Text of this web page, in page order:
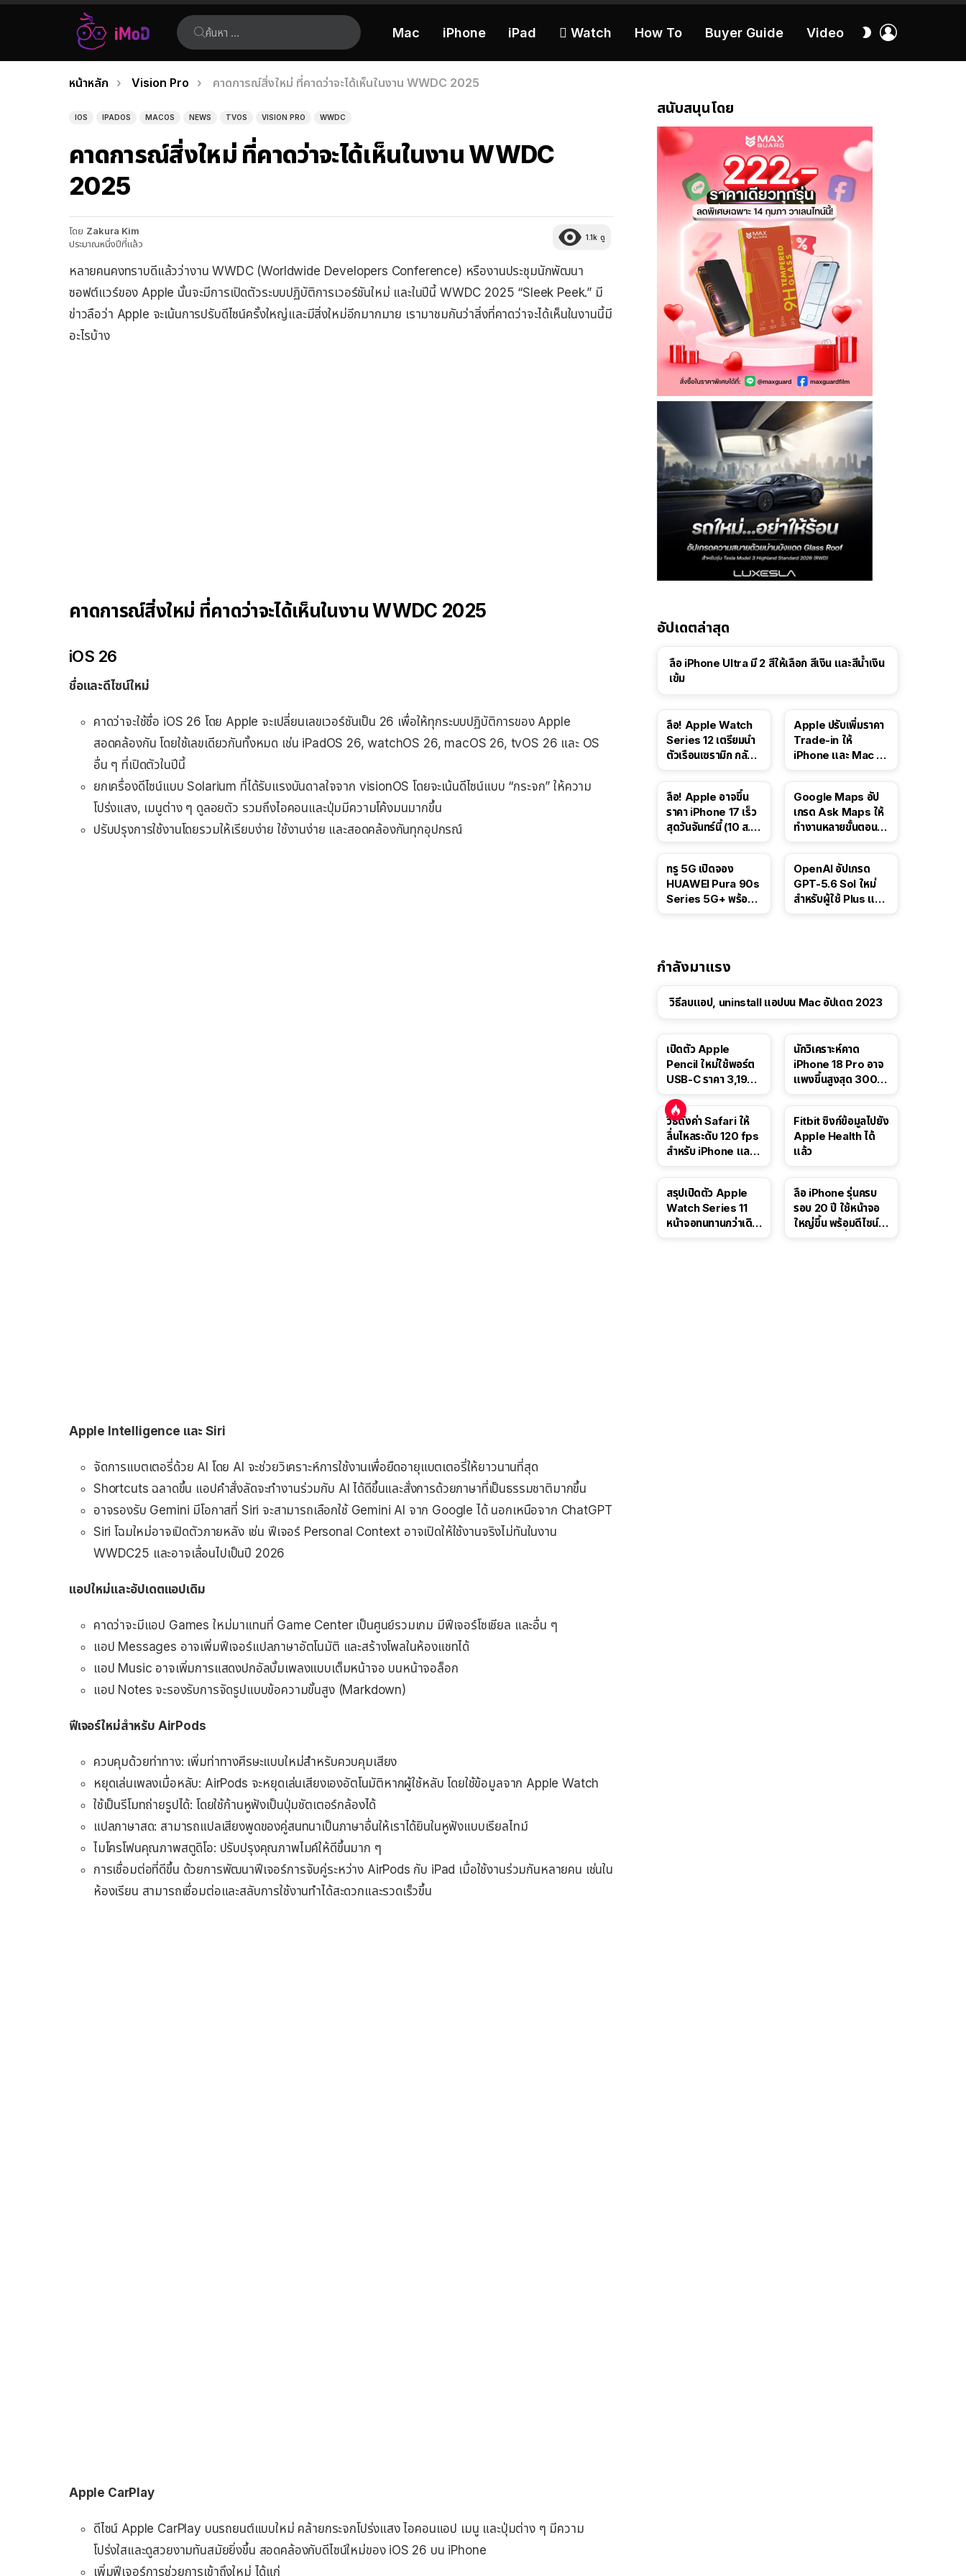
ค้นหา:
Mac iPhone iPad  Watch How To Buyer Guide Video
สลับ
เรื่อง
ล่าสุด
คุณอยู่ที่นี่:
หน้าหลัก Vision Pro คาดการณ์สิ่งใหม่ ที่คาดว่าจะได้เห็นในงาน WWDC 2025
IOS IPADOS MACOS NEWS TVOS VISION PRO WWDC
คาดการณ์สิ่งใหม่ ที่คาดว่าจะได้เห็นในงาน WWDC
2025
โดย Zakura Kim
ประมาณหนึ่งปีที่แล้ว
1.1k ดู
หลายคนคงทราบดีแล้วว่างาน WWDC (Worldwide Developers Conference) หรืองานประชุมนักพัฒนา
ซอฟต์แวร์ของ Apple นั้นจะมีการเปิดตัวระบบปฏิบัติการเวอร์ชันใหม่ และในปีนี้ WWDC 2025 “Sleek Peek.” มี
ข่าวลือว่า Apple จะเน้นการปรับดีไซน์ครั้งใหญ่และมีสิ่งใหม่อีกมากมาย เรามาชมกันว่าสิ่งที่คาดว่าจะได้เห็นในงานนี้มี
อะไรบ้าง
คาดการณ์สิ่งใหม่ ที่คาดว่าจะได้เห็นในงาน WWDC 2025
iOS 26
ชื่อและดีไซน์ใหม่
คาดว่าจะใช้ชื่อ iOS 26 โดย Apple จะเปลี่ยนเลขเวอร์ชันเป็น 26 เพื่อให้ทุกระบบปฏิบัติการของ Apple
สอดคล้องกัน โดยใช้เลขเดียวกันทั้งหมด เช่น iPadOS 26, watchOS 26, macOS 26, tvOS 26 และ OS
อื่น ๆ ที่เปิดตัวในปีนี้
ยกเครื่องดีไซน์แบบ Solarium ที่ได้รับแรงบันดาลใจจาก visionOS โดยจะเน้นดีไซน์แบบ “กระจก” ให้ความ
โปร่งแสง, เมนูต่าง ๆ ดูลอยตัว รวมถึงไอคอนและปุ่มมีความโค้งมนมากขึ้น
ปรับปรุงการใช้งานโดยรวมให้เรียบง่าย ใช้งานง่าย และสอดคล้องกันทุกอุปกรณ์
Apple Intelligence และ Siri
จัดการแบตเตอรี่ด้วย AI โดย AI จะช่วยวิเคราะห์การใช้งานเพื่อยืดอายุแบตเตอรี่ให้ยาวนานที่สุด
Shortcuts ฉลาดขึ้น แอปคำสั่งลัดจะทำงานร่วมกับ AI ได้ดีขึ้นและสั่งการด้วยภาษาที่เป็นธรรมชาติมากขึ้น
อาจรองรับ Gemini มีโอกาสที่ Siri จะสามารถเลือกใช้ Gemini AI จาก Google ได้ นอกเหนือจาก ChatGPT
Siri โฉมใหม่อาจเปิดตัวภายหลัง เช่น ฟีเจอร์ Personal Context อาจเปิดให้ใช้งานจริงไม่ทันในงาน
WWDC25 และอาจเลื่อนไปเป็นปี 2026
แอปใหม่และอัปเดตแอปเดิม
คาดว่าจะมีแอป Games ใหม่มาแทนที่ Game Center เป็นศูนย์รวมเกม มีฟีเจอร์โซเชียล และอื่น ๆ
แอป Messages อาจเพิ่มฟีเจอร์แปลภาษาอัตโนมัติ และสร้างโพลในห้องแชทได้
แอป Music อาจเพิ่มการแสดงปกอัลบั้มเพลงแบบเต็มหน้าจอ บนหน้าจอล็อก
แอป Notes จะรองรับการจัดรูปแบบข้อความขั้นสูง (Markdown)
ฟีเจอร์ใหม่สำหรับ AirPods
ควบคุมด้วยท่าทาง: เพิ่มท่าทางศีรษะแบบใหม่สำหรับควบคุมเสียง
หยุดเล่นเพลงเมื่อหลับ: AirPods จะหยุดเล่นเสียงเองอัตโนมัติหากผู้ใช้หลับ โดยใช้ข้อมูลจาก Apple Watch
ใช้เป็นรีโมทถ่ายรูปได้: โดยใช้ก้านหูฟังเป็นปุ่มชัตเตอร์กล้องได้
แปลภาษาสด: สามารถแปลเสียงพูดของคู่สนทนาเป็นภาษาอื่นให้เราได้ยินในหูฟังแบบเรียลไทม์
ไมโครโฟนคุณภาพสตูดิโอ: ปรับปรุงคุณภาพไมค์ให้ดีขึ้นมาก ๆ
การเชื่อมต่อที่ดีขึ้น ด้วยการพัฒนาฟีเจอร์การจับคู่ระหว่าง AirPods กับ iPad เมื่อใช้งานร่วมกันหลายคน เช่นใน
ห้องเรียน สามารถเชื่อมต่อและสลับการใช้งานทำได้สะดวกและรวดเร็วขึ้น
Apple CarPlay
ดีไซน์ Apple CarPlay บนรถยนต์แบบใหม่ คล้ายกระจกโปร่งแสง ไอคอนแอป เมนู และปุ่มต่าง ๆ มีความ
โปร่งใสและดูสวยงามทันสมัยยิ่งขึ้น สอดคล้องกับดีไซน์ใหม่ของ iOS 26 บน iPhone
เพิ่มฟีเจอร์การช่วยการเข้าถึงใหม่ ได้แก่
สนับสนุนโดย
อัปเดตล่าสุด
ลือ iPhone Ultra มี 2 สีให้เลือก สีเงิน และสีน้ำเงิน
เข้ม
ลือ! Apple Watch
Series 12 เตรียมนำ
ตัวเรือนเซรามิก กลับ
Apple ปรับเพิ่มราคา
Trade-in ให้
iPhone และ Mac ใน
ลือ! Apple อาจขึ้น
ราคา iPhone 17 เร็ว
สุดวันจันทร์นี้ (10 ส.ค.
Google Maps อัป
เกรด Ask Maps ให้
ทำงานหลายขั้นตอนได้
สาธารณะ
ทรู 5G เปิดจอง
HUAWEI Pura 90s
Series 5G+ พร้อม
OpenAI อัปเกรด
GPT-5.6 Sol ใหม่
สำหรับผู้ใช้ Plus และ
กำลังมาแรง
วิธีลบแอป, uninstall แอปบน Mac อัปเดต 2023
เปิดตัว Apple
Pencil ใหม่ใช้พอร์ต
USB-C ราคา 3,190
นี้
นักวิเคราะห์คาด
iPhone 18 Pro อาจ
แพงขึ้นสูงสุด 300
วิธีตั้งค่า Safari ให้
ลื่นไหลระดับ 120 fps
สำหรับ iPhone และ
Fitbit ซิงก์ข้อมูลไปยัง
Apple Health ได้
แล้ว
สรุปเปิดตัว Apple
Watch Series 11
หน้าจอทนทานกว่าเดิม
ลือ iPhone รุ่นครบ
รอบ 20 ปี ใช้หน้าจอ
ใหญ่ขึ้น พร้อมดีไซน์ไร้